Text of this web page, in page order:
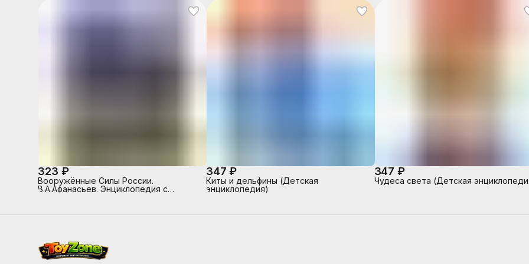
323 ₽
Вооружённые Силы России.
В.А.Афанасьев. Энциклопедия с
347 ₽
Киты и дельфины (Детская
энциклопедия)
347 ₽
Чудеса света (Детская